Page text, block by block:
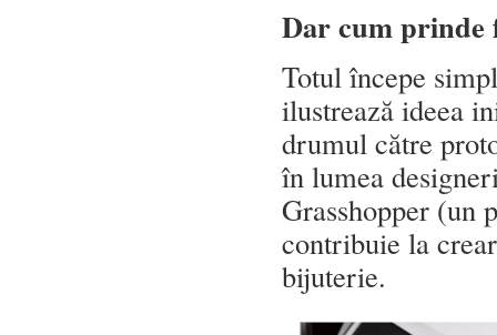
Dar cum
Totul începe
ilustrează ideea
drumul către
în lumea
Grasshopper (un
contribuie la
bijuterie.